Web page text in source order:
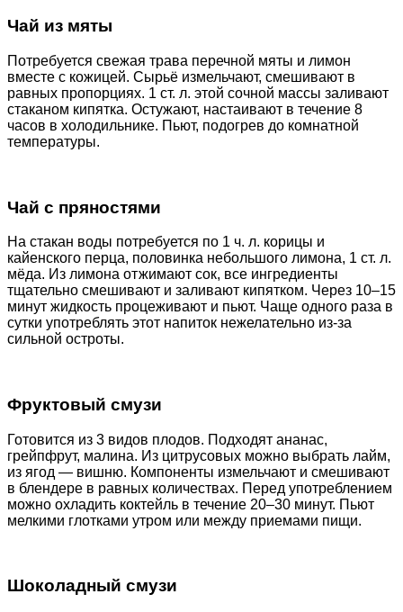
Чай из мяты
Потребуется свежая трава перечной мяты и лимон
вместе с кожицей. Сырьё измельчают, смешивают в
равных пропорциях. 1 ст. л. этой сочной массы заливают
стаканом кипятка. Остужают, настаивают в течение 8
часов в холодильнике. Пьют, подогрев до комнатной
температуры.
Чай с пряностями
На стакан воды потребуется по 1 ч. л. корицы и
кайенского перца, половинка небольшого лимона, 1 ст. л.
мёда. Из лимона отжимают сок, все ингредиенты
тщательно смешивают и заливают кипятком. Через 10–15
минут жидкость процеживают и пьют. Чаще одного раза в
сутки употреблять этот напиток нежелательно из-за
сильной остроты.
Фруктовый смузи
Готовится из 3 видов плодов. Подходят ананас,
грейпфрут, малина. Из цитрусовых можно выбрать лайм,
из ягод — вишню. Компоненты измельчают и смешивают
в блендере в равных количествах. Перед употреблением
можно охладить коктейль в течение 20–30 минут. Пьют
мелкими глотками утром или между приемами пищи.
Шоколадный смузи